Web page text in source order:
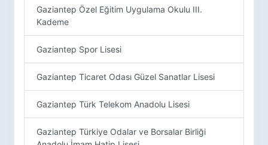
Gaziantep Özel Eğitim Uygulama Okulu III.
Kademe
Gaziantep Spor Lisesi
Gaziantep Ticaret Odası Güzel Sanatlar Lisesi
Gaziantep Türk Telekom Anadolu Lisesi
Gaziantep Türkiye Odalar ve Borsalar Birliği